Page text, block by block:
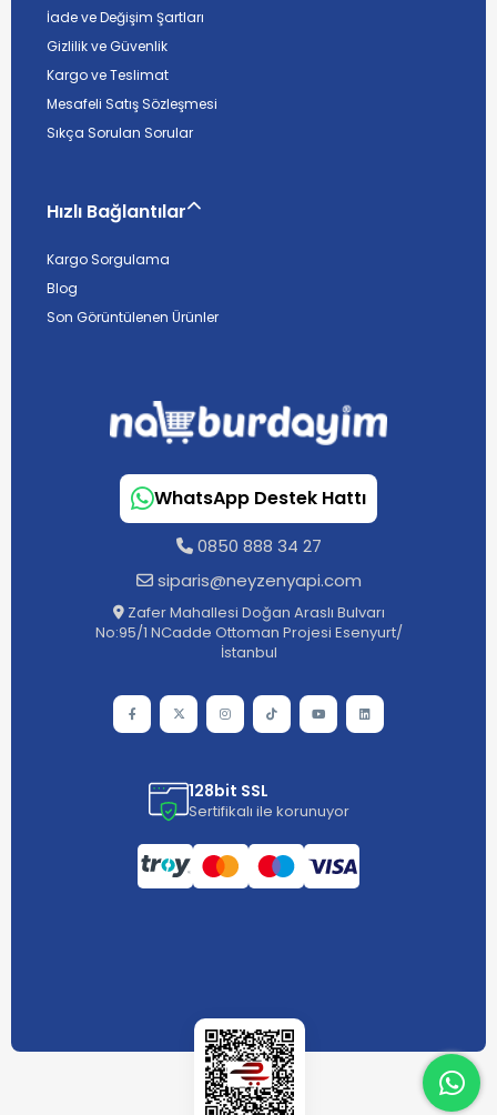
İade ve Değişim Şartları
Gizlilik ve Güvenlik
Kargo ve Teslimat
Mesafeli Satış Sözleşmesi
Sıkça Sorulan Sorular
Hızlı Bağlantılar
Kargo Sorgulama
Blog
Son Görüntülenen Ürünler
WhatsApp Destek Hattı
0850 888 34 27
siparis@neyzenyapi.com
Zafer Mahallesi Doğan Araslı Bulvarı
No:95/1 NCadde Ottoman Projesi Esenyurt/
İstanbul
128bit SSL
Sertifikalı ile korunuyor